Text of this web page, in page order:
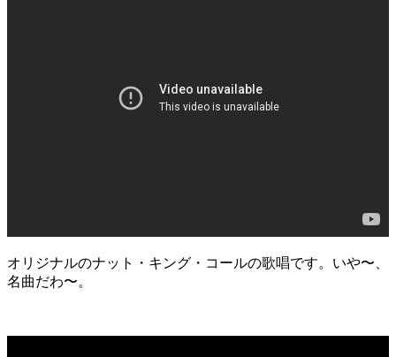
オリジナルのナット・キング・コールの歌唱です。いや〜、
名曲だわ〜。